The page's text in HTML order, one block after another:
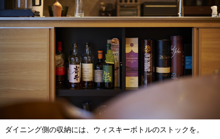
ダイニング側の収納には、ウィスキーボトルのストックを。